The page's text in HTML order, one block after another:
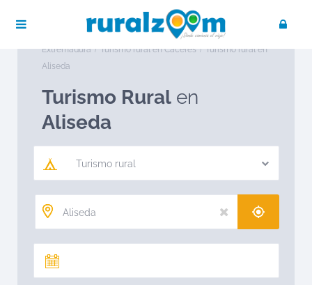
Turismo rural en España
Turismo rural en
Extremadura
Turismo rural en Cáceres
Turismo rural en
Aliseda
Turismo Rural en
Aliseda
Turismo rural